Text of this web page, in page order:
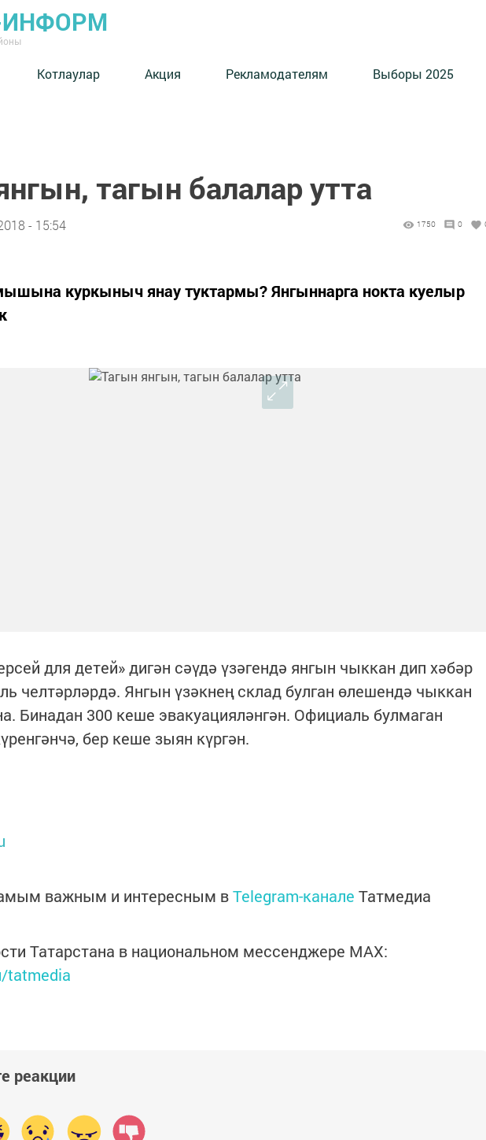
ИНФОРМ
Котлаулар Акция Рекламодателям Выборы 2025
тагын балалар утта
- 15:54 1750 0
куркыныч янау туктармы? Янгыннарга нокта куелыр
для детей» дигән сәүдә үзәгендә янгын чыккан дип хәбәр
челтәрләрдә. Янгын үзәкнең склад булган өлешендә чыккан
Бинадан 300 кеше эвакуацияләнгән. Официаль булмаган
бер кеше зыян күргән.
важным и интересным вTelegram-канале Татмедиа
Татарстана в национальном мессенджере MАХ:
tatmedia
реакции